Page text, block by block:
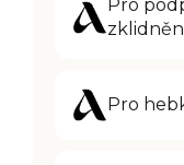
Pro
Pro